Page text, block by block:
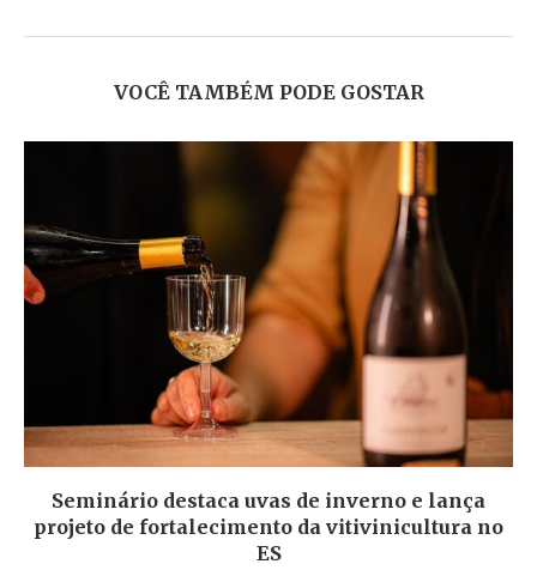
VOCÊ TAMBÉM PODE GOSTAR
Seminário destaca uvas de inverno e lança
projeto de fortalecimento da vitivinicultura no
ES